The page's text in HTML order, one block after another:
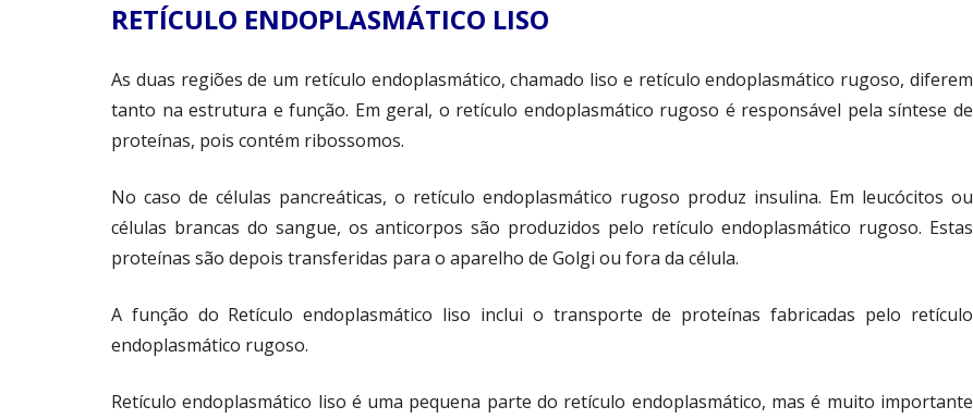
RETÍCULO ENDOPLASMÁTICO LISO
As duas regiões de um retículo endoplasmático, chamado liso e retículo endoplasmático rugoso, diferem
tanto na estrutura e função. Em geral, o retículo endoplasmático rugoso é responsável pela síntese de
proteínas, pois contém ribossomos.
No caso de células pancreáticas, o retículo endoplasmático rugoso produz insulina. Em leucócitos ou
células brancas do sangue, os anticorpos são produzidos pelo retículo endoplasmático rugoso. Estas
proteínas são depois transferidas para o aparelho de Golgi ou fora da célula.
A função do Retículo endoplasmático liso inclui o transporte de proteínas fabricadas pelo retículo
endoplasmático rugoso.
Retículo endoplasmático liso é uma pequena parte do retículo endoplasmático, mas é muito importante